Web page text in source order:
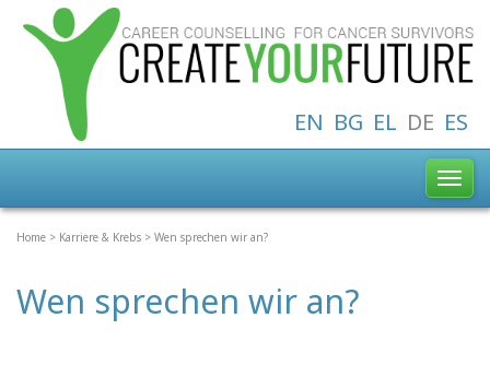
EN BG EL DE ES
Home > Karriere & Krebs > Wen sprechen wir an?
Wen sprechen wir an?